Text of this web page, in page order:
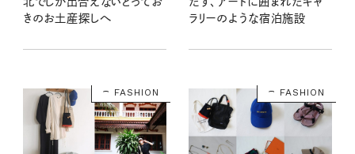
きのお土産探しへ
ラリーのような宿泊施設
FASHION FASHION